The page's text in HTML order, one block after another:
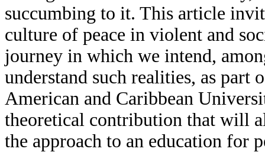
succumbing to it. This article
culture of peace in violent and
journey in which we intend,
understand such realities, as
American and Caribbean
theoretical contribution that will
the approach to an education for